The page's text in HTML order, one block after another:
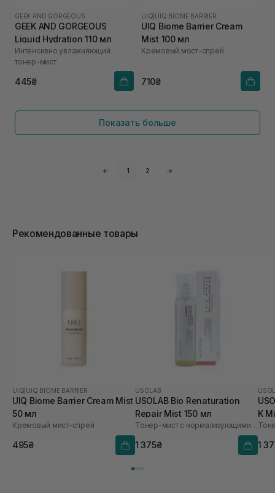
GEEK AND GORGEOUS
GEEK AND GORGEOUS
Liquid Hydration 110 мл
Интенсивно увлажняющий
тонер-мист
445₴
UIQ UIQ BIOME BARRIER
UIQ Biome Barrier Cream
Mist 100 мл
Кремовый мост-спрей
710₴
Показать больше
← 1 2 →
Рекомендованные товары
UIQ UIQ BIOME BARRIER
UIQ Biome Barrier Cream Mist
50 мл
Кремовый мист-спрей
495₴
USOLAB
USOLAB Bio Renaturation
Repair Mist 150 мл
Тонер-мист с нормализующими свойствами
1 375₴
K
1